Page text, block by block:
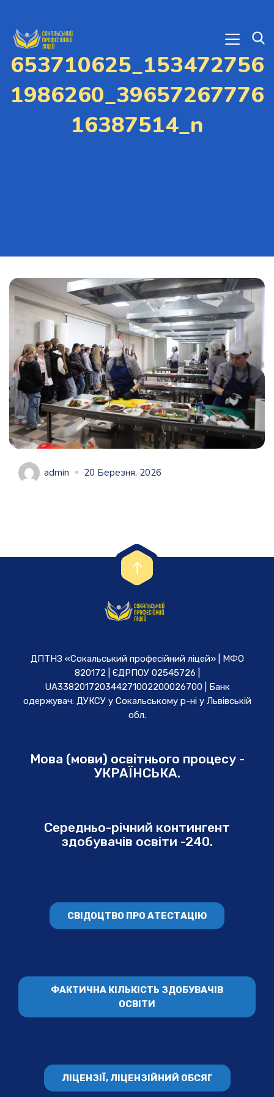
653710625_153472756
1986260_39657267776
16387514_n
admin 20 Березня, 2026
ДПТНЗ «Сокальський професійний ліцей» | МФО
820172 | ЄДРПОУ 02545726 |
UA338201720344271002200026700 | Банк
одержувач: ДУКСУ у Cокальському р-ні у Львівській
обл.
Мова (мови) освітнього процесу -
УКРАЇНСЬКА.
Середньо-річний контингент
здобувачів освіти -240.
СВІДОЦТВО ПРО АТЕСТАЦІЮ
ФАКТИЧНА КІЛЬКІСТЬ ЗДОБУВАЧІВ
ОСВІТИ
ЛІЦЕНЗІЇ, ЛІЦЕНЗІЙНИЙ ОБСЯГ